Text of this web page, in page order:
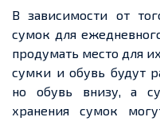
В зависимости от
сумок для
продумать место для
сумки и обувь будут
но обувь внизу, а
хранения сумок